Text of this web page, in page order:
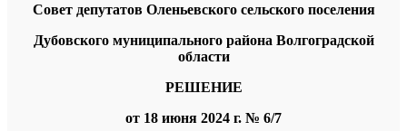
Совет депутатов Оленьевского сельского поселения
Дубовского муниципального района Волгоградской
области
РЕШЕНИЕ
от 18 июня 2024 г. № 6/7